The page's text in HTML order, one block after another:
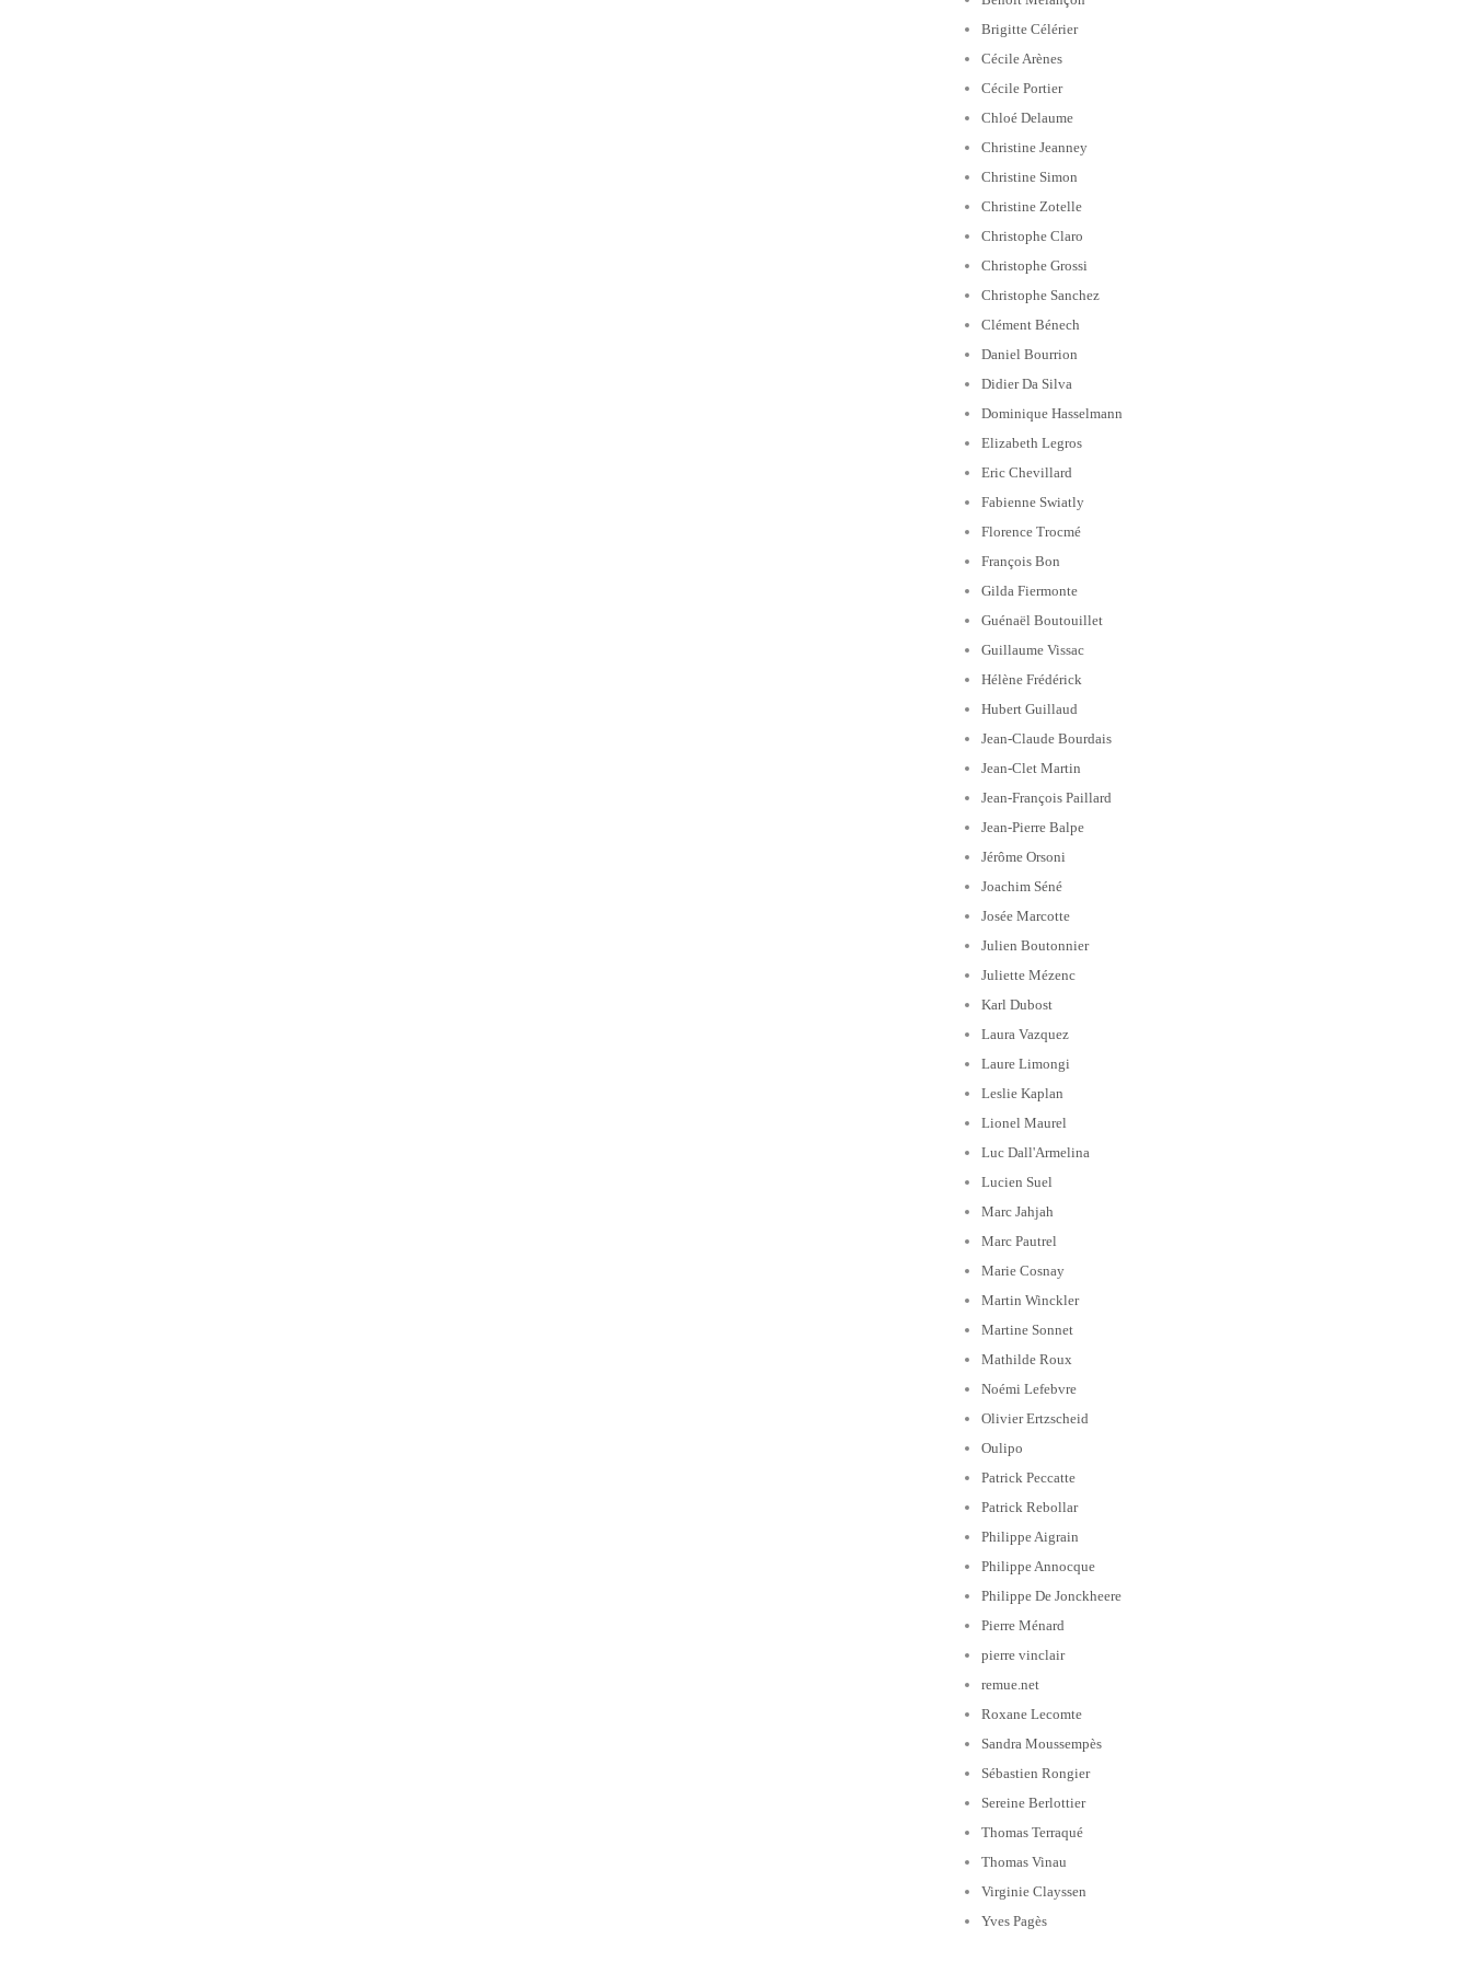
Brigitte Célérier
Cécile Arènes
Cécile Portier
Chloé Delaume
Christine Jeanney
Christine Simon
Christine Zotelle
Christophe Claro
Christophe Grossi
Christophe Sanchez
Clément Bénech
Daniel Bourrion
Didier Da Silva
Dominique Hasselmann
Elizabeth Legros
Eric Chevillard
Fabienne Swiatly
Florence Trocmé
François Bon
Gilda Fiermonte
Guénaël Boutouillet
Guillaume Vissac
Hélène Frédérick
Hubert Guillaud
Jean-Claude Bourdais
Jean-Clet Martin
Jean-François Paillard
Jean-Pierre Balpe
Jérôme Orsoni
Joachim Séné
Josée Marcotte
Julien Boutonnier
Juliette Mézenc
Karl Dubost
Laura Vazquez
Laure Limongi
Leslie Kaplan
Lionel Maurel
Luc Dall'Armelina
Lucien Suel
Marc Jahjah
Marc Pautrel
Marie Cosnay
Martin Winckler
Martine Sonnet
Mathilde Roux
Noémi Lefebvre
Olivier Ertzscheid
Oulipo
Patrick Peccatte
Patrick Rebollar
Philippe Aigrain
Philippe Annocque
Philippe De Jonckheere
Pierre Ménard
pierre vinclair
remue.net
Roxane Lecomte
Sandra Moussempès
Sébastien Rongier
Sereine Berlottier
Thomas Terraqué
Thomas Vinau
Virginie Clayssen
Yves Pagès